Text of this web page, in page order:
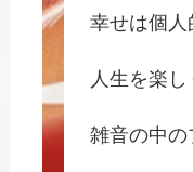
幸せは個人
人生を楽
雑音の中の